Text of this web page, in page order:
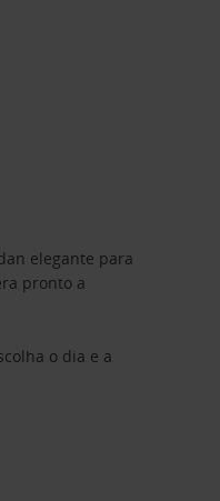
elegante para
pronto a
o dia e a